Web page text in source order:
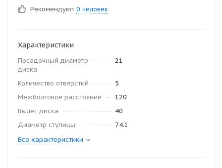
Рекомендуют 0 человек
Характеристики
Посадочный диаметр
диска
21
Количество отверстий
5
Межболтовое расстояние
120
Вылет диска
40
Диаметр ступицы
74.1
Все характеристики